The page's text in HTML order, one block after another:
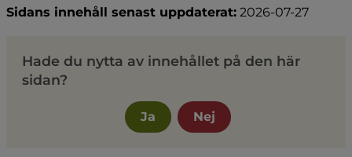
Sidans innehåll senast uppdaterat: 2026-07-27
Hade du nytta av innehållet på den här
sidan?
Ja Nej